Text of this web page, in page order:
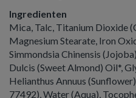
Ingredienten
Mica, Talc, Titanium Dioxide
Magnesium Stearate, Iron
Simmondsia Chinensis
Dulcis (Sweet Almond) Oil*,
Helianthus Annuus
77492), Water (Aqua),